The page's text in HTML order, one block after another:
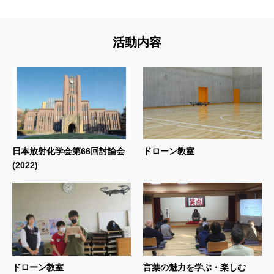
活動内容
日本放射化学会第66回討論会
(2022)
ドローン教室
ドローン教室 言葉の魅力を学ぶ・楽しむ